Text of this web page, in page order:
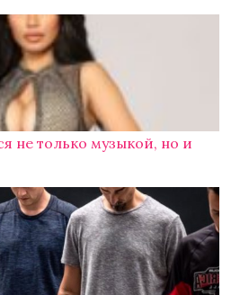
не только музыкой, но и